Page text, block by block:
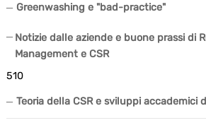
Greenwashing e "bad-practice"
Notizie dalle aziende e buone prassi di
Management e CSR
510
Teoria della CSR e sviluppi accademici